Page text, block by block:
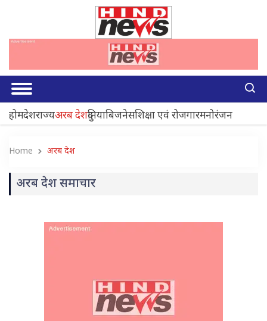
होमदेशराज्यअरब देशदुनियाबिजनेसशिक्षा एवं रोजगारमनोरंजन
Home अरब देश
अरब देश समाचार